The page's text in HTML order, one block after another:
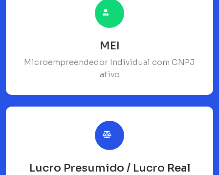
MEI
Microempreendedor Individual com CNPJ
ativo
Lucro Presumido / Lucro Real